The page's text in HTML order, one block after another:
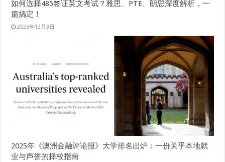
如何选择485签证英文考试？雅思、PTE、朗思深度解析，一
篇搞定！
2025年12月3日
2025年《澳洲金融评论报》大学排名出炉：一份关乎本地就
业与声誉的择校指南